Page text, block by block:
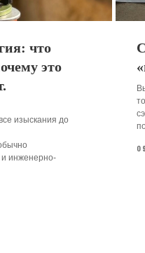
что
это
изыскания до
и инженерно-